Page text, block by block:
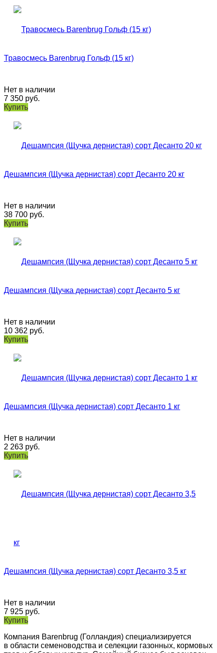
Травосмесь Barenbrug Гольф (15 кг)
Нет в наличии
7 350 руб.
Купить
Дешампсия (Щучка дернистая) сорт Десанто 20 кг
Нет в наличии
38 700 руб.
Купить
Дешампсия (Щучка дернистая) сорт Десанто 5 кг
Нет в наличии
10 362 руб.
Купить
Дешампсия (Щучка дернистая) сорт Десанто 1 кг
Нет в наличии
2 263 руб.
Купить
Дешампсия (Щучка дернистая) сорт Десанто 3,5 кг
Нет в наличии
7 925 руб.
Купить
Компания Barenbrug (Голландия) специализируется
в области семеноводства и селекции газонных, кормовых